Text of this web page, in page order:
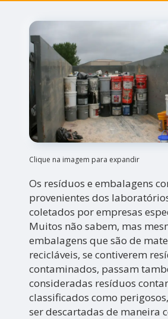
Clique na imagem para expandir
Os resíduos e embalagens
provenientes dos
coletados por empresas
Muitos não sabem, mas
embalagens que são de
recicláveis, se contiverem
contaminados, passam
consideradas resíduos
classificados como
ser descartadas de maneira